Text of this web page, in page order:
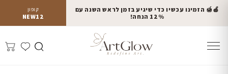
קופון
NEW12
🍎🍯 הזמינו עכשיו כדי שיגיע בזמן לראש השנה עם
12% הנחה!